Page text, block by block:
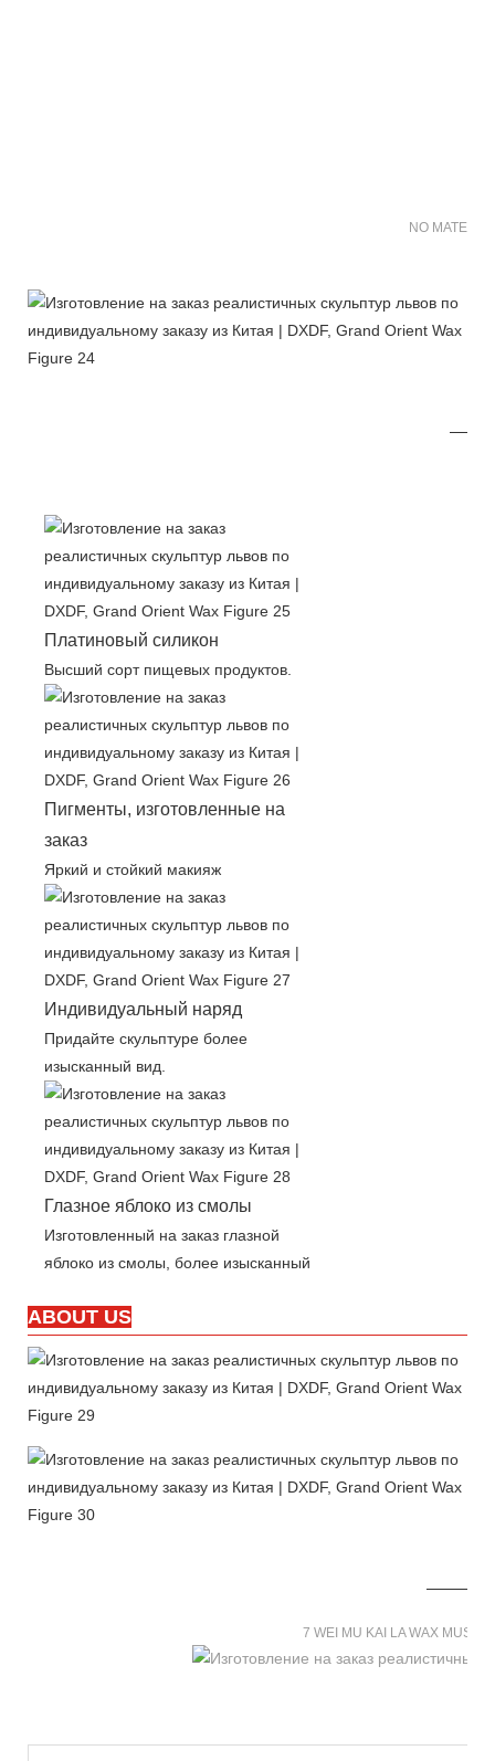
NO MATER
Платиновый силикон
Высший сорт пищевых продуктов.
Пигменты, изготовленные на
заказ
Яркий и стойкий макияж
Индивидуальный наряд
Придайте скульптуре более
изысканный вид.
Глазное яблоко из смолы
Изготовленный на заказ глазной
яблоко из смолы, более изысканный
ABOUT US
7 WEI MU KAI LA WAX